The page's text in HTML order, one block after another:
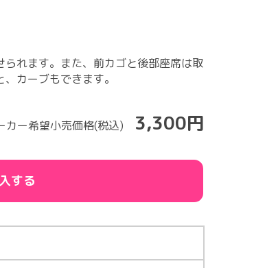
れます。また、前カゴと後部座席は取
カーブもできます。
カー希望小売価格(税込) 3,300円
する